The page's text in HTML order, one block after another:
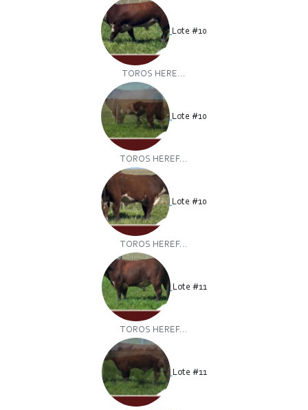
Lote #10
TOROS HERE...
Lote #10
TOROS HEREF...
Lote #10
TOROS HEREF...
Lote #11
TOROS HEREF...
Lote #11